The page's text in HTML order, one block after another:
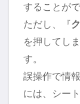
することがで
ただし、『
を押してし
す。
誤操作で情
には、シー